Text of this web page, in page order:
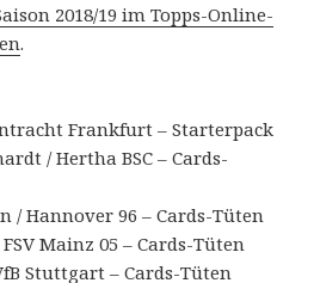
2018/19 im Topps-Online-
.
Frankfurt – Starterpack
/ Hertha BSC – Cards-
/ Hannover 96 – Cards-Tüten
Mainz 05 – Cards-Tüten
Stuttgart – Cards-Tüten